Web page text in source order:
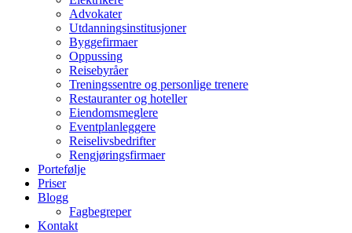
Advokater
Utdanningsinstitusjoner
Byggefirmaer
Oppussing
Reisebyråer
Treningssentre og personlige trenere
Restauranter og hoteller
Eiendomsmeglere
Eventplanleggere
Reiselivsbedrifter
Rengjøringsfirmaer
Portefølje
Priser
Blogg
Fagbegreper
Kontakt